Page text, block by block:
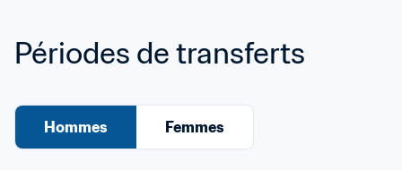
Périodes de transferts
Hommes Femmes